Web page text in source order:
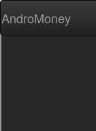
AndroMoney